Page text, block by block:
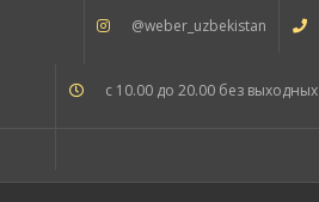
@weber_uzbekistan
с 10.00 до 20.00 без выходных